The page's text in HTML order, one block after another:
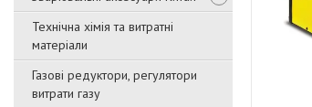
Технічна хімія та витратні
матеріали
Газові редуктори, регулятори
витрати газу